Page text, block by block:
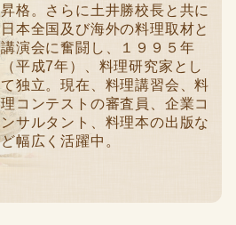
昇格。さらに土井勝校長と共に
日本全国及び海外の料理取材と
講演会に奮闘し、１９９５年
（平成7年）、料理研究家とし
て独立。現在、料理講習会、料
理コンテストの審査員、企業コ
ンサルタント、料理本の出版な
ど幅広く活躍中。